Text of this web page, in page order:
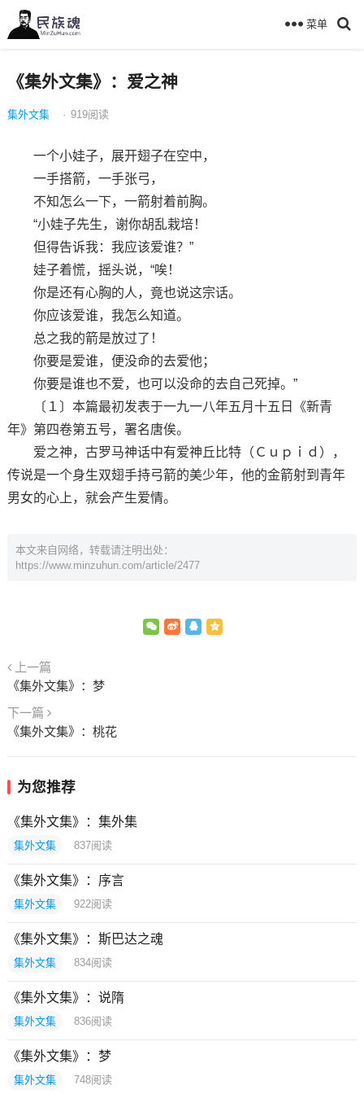
菜单
《集外文集》：爱之神
集外文集 · 919阅读
一个小娃子，展开翅子在空中，
一手搭箭，一手张弓，
不知怎么一下，一箭射着前胸。
“小娃子先生，谢你胡乱栽培！
但得告诉我：我应该爱谁？”
娃子着慌，摇头说，“唉！
你是还有心胸的人，竟也说这宗话。
你应该爱谁，我怎么知道。
总之我的箭是放过了！
你要是爱谁，便没命的去爱他；
你要是谁也不爱，也可以没命的去自己死掉。”
〔１〕本篇最初发表于一九一八年五月十五日《新青
年》第四卷第五号，署名唐俟。
爱之神，古罗马神话中有爱神丘比特（Ｃｕｐｉｄ），
传说是一个身生双翅手持弓箭的美少年，他的金箭射到青年
男女的心上，就会产生爱情。
本文来自网络，转载请注明出处：
https://www.minzuhun.com/article/2477
上一篇
《集外文集》：梦
下一篇
《集外文集》：桃花
为您推荐
《集外文集》：集外集
集外文集 837阅读
《集外文集》：序言
集外文集 922阅读
《集外文集》：斯巴达之魂
集外文集 834阅读
《集外文集》：说隋
集外文集 836阅读
《集外文集》：梦
集外文集 748阅读